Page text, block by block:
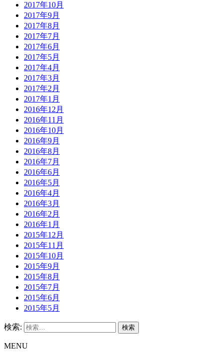
2017年10月
2017年9月
2017年8月
2017年7月
2017年6月
2017年5月
2017年4月
2017年3月
2017年2月
2017年1月
2016年12月
2016年11月
2016年10月
2016年9月
2016年8月
2016年7月
2016年6月
2016年5月
2016年4月
2016年3月
2016年2月
2016年1月
2015年12月
2015年11月
2015年10月
2015年9月
2015年8月
2015年7月
2015年6月
2015年5月
検索:
MENU